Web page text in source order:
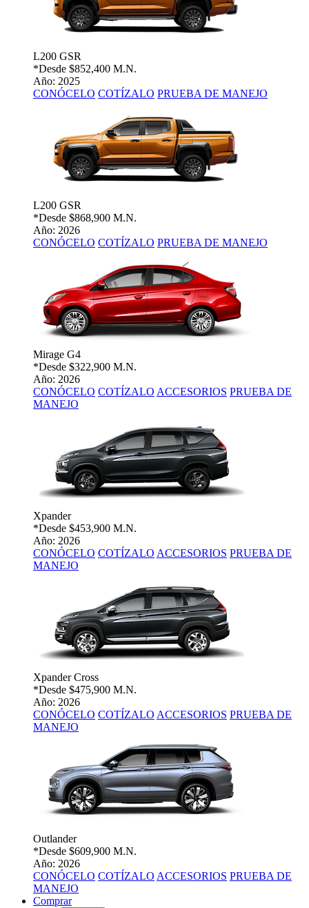
L200 GSR
*Desde $852,400 M.N.
Año: 2025
CONÓCELO COTÍZALO PRUEBA DE MANEJO
L200 GSR
*Desde $868,900 M.N.
Año: 2026
CONÓCELO COTÍZALO PRUEBA DE MANEJO
Mirage G4
*Desde $322,900 M.N.
Año: 2026
CONÓCELO COTÍZALO ACCESORIOS PRUEBA DE
MANEJO
Xpander
*Desde $453,900 M.N.
Año: 2026
CONÓCELO COTÍZALO ACCESORIOS PRUEBA DE
MANEJO
Xpander Cross
*Desde $475,900 M.N.
Año: 2026
CONÓCELO COTÍZALO ACCESORIOS PRUEBA DE
MANEJO
Outlander
*Desde $609,900 M.N.
Año: 2026
CONÓCELO COTÍZALO ACCESORIOS PRUEBA DE
MANEJO
Comprar